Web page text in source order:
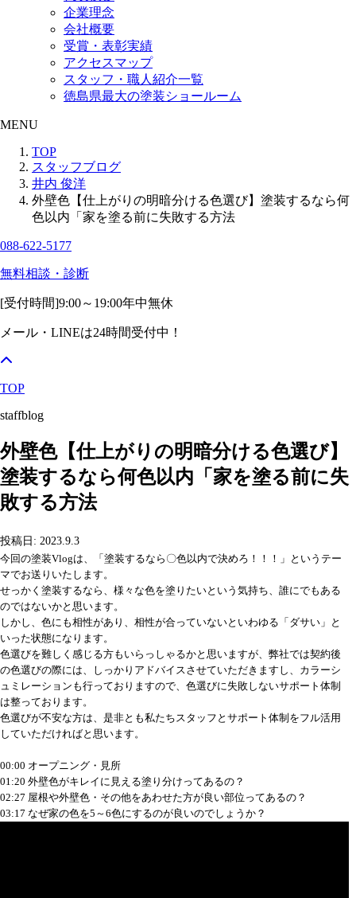
企業理念
会社概要
受賞・表彰実績
アクセスマップ
スタッフ・職人紹介一覧
徳島県最大の塗装ショールーム
MENU
TOP
スタッフブログ
井内 俊洋
外壁色【仕上がりの明暗分ける色選び】塗装するなら何
色以内「家を塗る前に失敗する方法
088-622-5177
無料相談・診断
[受付時間]9:00～19:00年中無休
メール・LINEは24時間受付中！
TOP
staffblog
外壁色【仕上がりの明暗分ける色選び】
塗装するなら何色以内「家を塗る前に失
敗する方法
投稿日: 2023.9.3
今回の塗装Vlogは、「塗装するなら〇色以内で決めろ！！！」というテー
マでお送りいたします。
せっかく塗装するなら、様々な色を塗りたいという気持ち、誰にでもある
のではないかと思います。
しかし、色にも相性があり、相性が合っていないといわゆる「ダサい」と
いった状態になります。
色選びを難しく感じる方もいらっしゃるかと思いますが、弊社では契約後
の色選びの際には、しっかりアドバイスさせていただきますし、カラーシ
ュミレーションも行っておりますので、色選びに失敗しないサポート体制
は整っております。
色選びが不安な方は、是非とも私たちスタッフとサポート体制をフル活用
していただければと思います。
00:00 オープニング・見所
01:20 外壁色がキレイに見える塗り分けってあるの？
02:27 屋根や外壁色・その他をあわせた方が良い部位ってあるの？
03:17 なぜ家の色を5～6色にするのが良いのでしょうか？